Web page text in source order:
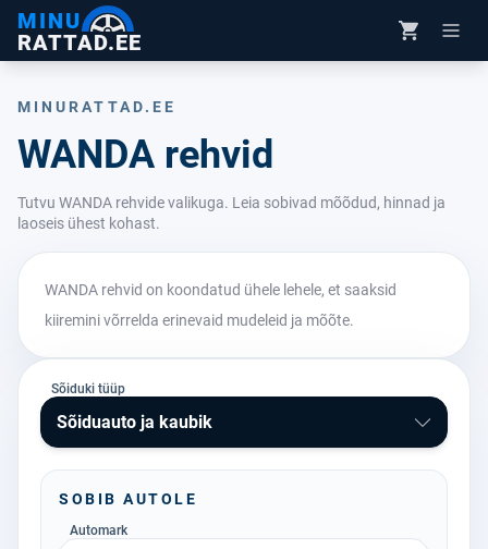
MINU
RATTAD.EE
MINURATTAD.EE
WANDA rehvid
Tutvu WANDA rehvide valikuga. Leia sobivad mõõdud, hinnad ja
laoseis ühest kohast.
WANDA rehvid on koondatud ühele lehele, et saaksid
kiiremini võrrelda erinevaid mudeleid ja mõõte.
Sõiduki tüüp
Sõiduauto ja kaubik
SOBIB AUTOLE
Automark